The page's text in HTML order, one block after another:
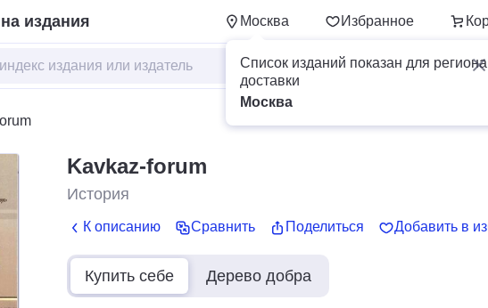
издания Москва Избранное
Список изданий показан для региона
доставки
Москва
Для бизнеса
Kavkaz-forum
История
К описанию Сравнить Поделиться Добавить в
Купить себе Дерево добра